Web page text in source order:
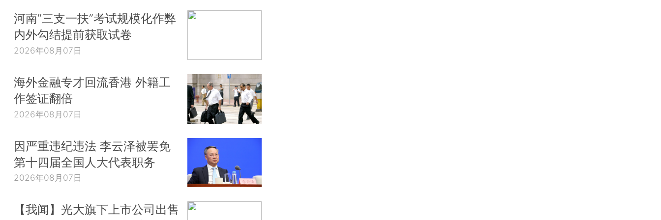
河南“三支一扶”考试规模化作弊
内外勾结提前获取试卷
2026年08月07日
海外金融专才回流香港 外籍工
作签证翻倍
2026年08月07日
因严重违纪违法 李云泽被罢免
第十四届全国人大代表职务
2026年08月07日
【我闻】光大旗下上市公司出售